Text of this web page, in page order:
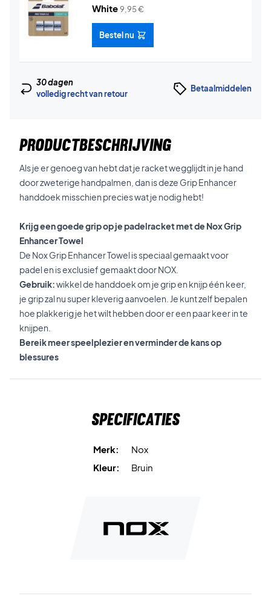
White9,95€
Bestel nu
30 dagen
volledig recht van retour
Betaalmiddelen
PRODUCTBESCHRIJVING
Als je er genoeg van hebt dat je racket wegglijdt in je hand
door zweterige handpalmen, dan is deze Grip Enhancer
handdoek misschien precies wat je nodig hebt!
Krijg een goede grip op je padelracket met de Nox Grip
Enhancer Towel
De Nox Grip Enhancer Towel is speciaal gemaakt voor
padel en is exclusief gemaakt door NOX.
Gebruik:wikkel de handdoek om je grip en knijp één keer,
je grip zal nu super kleverig aanvoelen. Je kunt zelf bepalen
hoe plakkerig je het wilt hebben door er een paar keer in te
knijpen.
Bereik meer speelplezier en verminder de kans op
blessures
Specificaties
Merk:
Nox
Kleur:
Bruin